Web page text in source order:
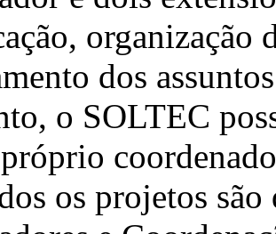
organização
dos
o SOLTEC
os projetos